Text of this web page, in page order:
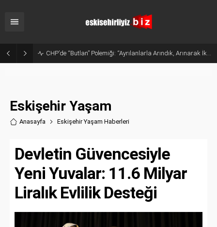
CHP’de “Butlan” Polemiği: “Ayrılanlarla Arındık, Arınarak İktidar Olacağız”
Eskişehir Yaşam
Anasayfa Eskişehir Yaşam Haberleri
Devletin Güvencesiyle
Yeni Yuvalar: 11.6 Milyar
Liralık Evlilik Desteği